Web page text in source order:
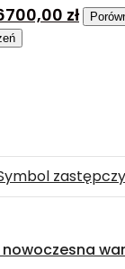
zł
wanna do